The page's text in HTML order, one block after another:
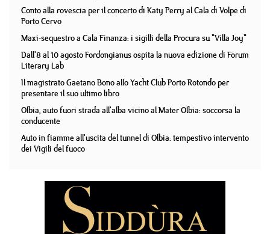
Conto alla rovescia per il concerto di Katy Perry al Cala di Volpe di
Porto Cervo
Maxi-sequestro a Cala Finanza: i sigilli della Procura su "Villa Joy"
Dall'8 al 10 agosto Fordongianus ospita la nuova edizione di Forum
Literary Lab
Il magistrato Gaetano Bono allo Yacht Club Porto Rotondo per
presentare il suo ultimo libro
Olbia, auto fuori strada all'alba vicino al Mater Olbia: soccorsa la
conducente
Auto in fiamme all'uscita del tunnel di Olbia: tempestivo intervento
dei Vigili del fuoco